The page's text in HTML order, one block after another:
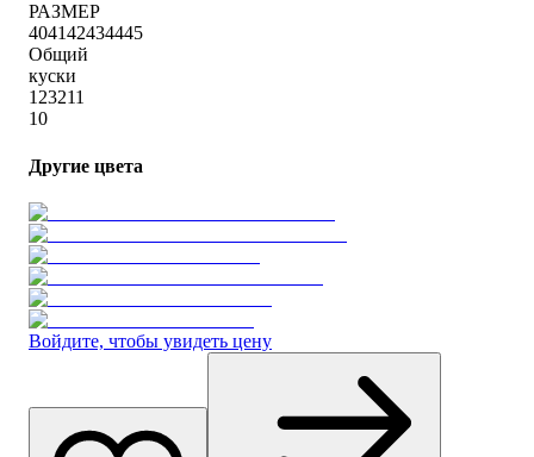
РАЗМЕР
404142434445
Общий
куски
123211
10
Другие цвета
Войдите, чтобы увидеть цену